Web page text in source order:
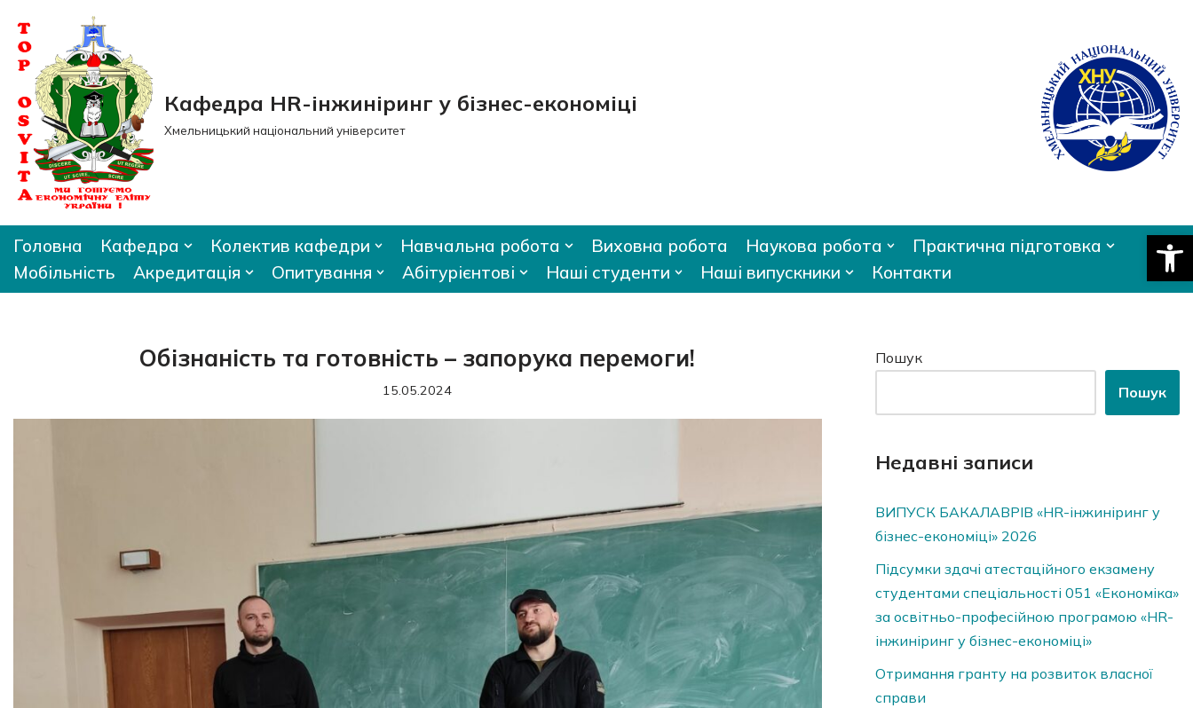
Перейти
до
вмісту
Кафедра HR-інжиніринг у бізнес-економіці
Хмельницький національний університет
Головна Кафедра Колектив кафедри Навчальна робота Виховна робота Наукова робота
Практична підготовка
Мобільність
Акредитація Опитування Абітурієнтові Наші студенти Наші випускники Контакти
Обізнаність та готовність – запорука перемоги!
15.05.2024
Пошук
Пошук
Недавні записи
ВИПУСК БАКАЛАВРІВ «HR-інжиніринг у
бізнес-економіці» 2026
Підсумки здачі атестаційного екзамену
студентами спеціальності 051 «Економіка»
за освітньо-професійною програмою «HR-
інжиніринг у бізнес-економіці»
Отримання гранту на розвиток власної
справи